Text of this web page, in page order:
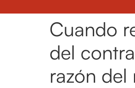
Cuando
del
razón del